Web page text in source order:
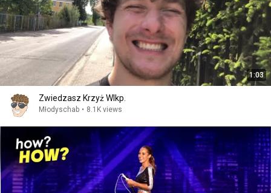
1:03
Zwiedzasz Krzyż Wlkp.
Młodyschab • 8.1K views